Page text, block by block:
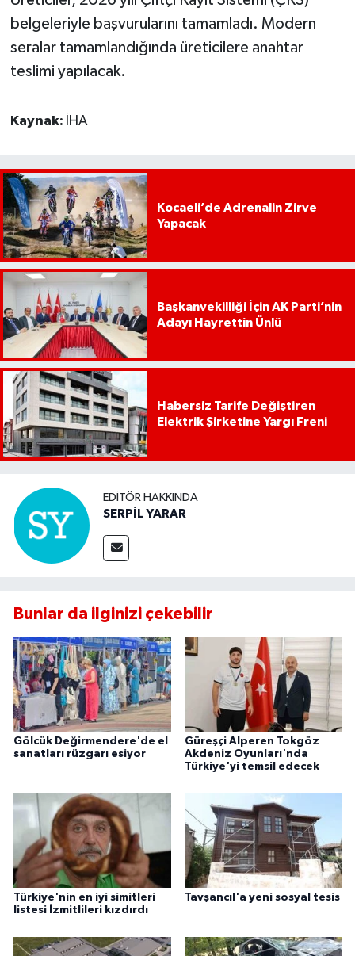
belgeleriyle başvurularını tamamladı. Modern
seralar tamamlandığında üreticilere anahtar
teslimi yapılacak.
Kaynak: İHA
Kocaeli’de Adrenalin Zirve
Yapacak
Başkanvekilliği İçin AK Parti’nin
Adayı Hayrettin Ünlü
Habersiz Tarife Değiştiren
Elektrik Şirketine Yargı Freni
EDITÖR HAKKINDA
SERPİL YARAR
Bunlar da ilginizi çekebilir
Gölcük Değirmendere'de el
sanatları rüzgarı esiyor
Güreşçi Alperen Tokgöz
Akdeniz Oyunları'nda
Türkiye'yi temsil edecek
Türkiye'nin en iyi simitleri
listesi İzmitlileri kızdırdı
Tavşancıl'a yeni sosyal tesis